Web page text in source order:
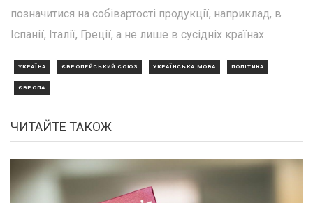
позначитися на собівартості продукції, наприклад, в
Іспанії, Італії, Греції, а не лише в сусідніх країнах.
УКРАЇНА ЄВРОПЕЙСЬКИЙ СОЮЗ УКРАЇНСЬКА МОВА ПОЛІТИКА
ЄВРОПА
ЧИТАЙТЕ ТАКОЖ